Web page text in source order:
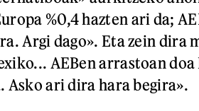
%0,4 hazten ari da;
Argi dago». Eta zein dira
AEBen arrastoan
Asko ari dira hara begira».